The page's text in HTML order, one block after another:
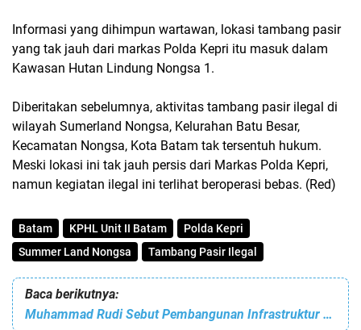
Informasi yang dihimpun wartawan, lokasi tambang pasir
yang tak jauh dari markas Polda Kepri itu masuk dalam
Kawasan Hutan Lindung Nongsa 1.
Diberitakan sebelumnya, aktivitas tambang pasir ilegal di
wilayah Sumerland Nongsa, Kelurahan Batu Besar,
Kecamatan Nongsa, Kota Batam tak tersentuh hukum.
Meski lokasi ini tak jauh persis dari Markas Polda Kepri,
namun kegiatan ilegal ini terlihat beroperasi bebas. (Red)
Batam KPHL Unit II Batam
Polda Kepri
Summer Land Nongsa
Tambang Pasir Ilegal
Baca berikutnya:
Muhammad Rudi Sebut Pembangunan Infrastruktur Jalan Masih Jadi Prioritas